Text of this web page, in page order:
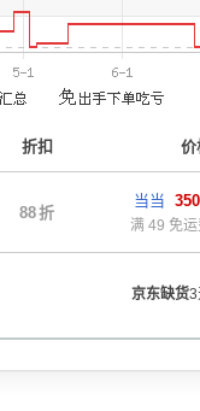
折扣 价
88折
当当
满 49 免
京东缺货3